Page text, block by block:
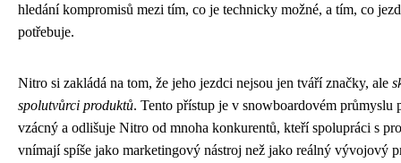
hledání kompromisů mezi tím, co je technicky možné, a tím, co
potřebuje.
Nitro si zakládá na tom, že jeho jezdci nejsou jen tváří značky, ale
spolutvůrci produktů. Tento přístup je v snowboardovém průmyslu
vzácný a odlišuje Nitro od mnoha konkurentů, kteří spolupráci s
vnímají spíše jako marketingový nástroj než jako reálný vývojový